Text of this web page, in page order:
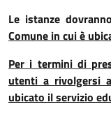
Le istanze
Comune in cui è
Per i termini di
utenti a rivolgersi
ubicato il servizio